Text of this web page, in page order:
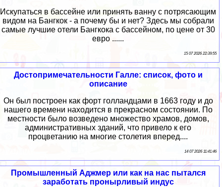
Искупаться в бассейне или принять ванну с потрясающим
видом на Бангкок - а почему бы и нет? Здесь мы собрали
самые лучшие отели Бангкока с бассейном, по цене от 30
евро ......
15 07 2026 22:39:55
Достопримечательности Галле: список, фото и
описание
Он был построен как форт голландцами в 1663 году и до
нашего времени находится в прекрасном состоянии. По
местности было возведено множество храмов, домов,
административных зданий, что привело к его
процветанию на многие столетия вперед....
14 07 2026 11:41:46
Промышленный Аджмер или как на нас пытался
заработать пронырливый индус